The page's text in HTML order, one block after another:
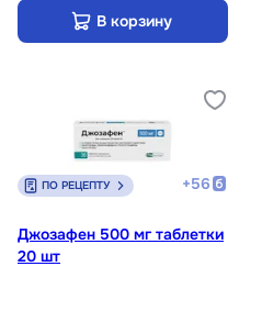
В корзину
ПО РЕЦЕПТУ +56
Джозафен 500 мг таблетки
20 шт